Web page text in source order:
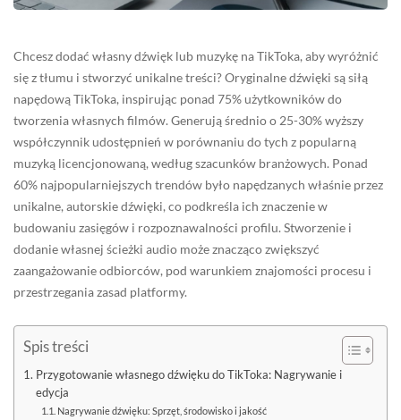
Chcesz dodać własny dźwięk lub muzykę na TikToka, aby wyróżnić
się z tłumu i stworzyć unikalne treści? Oryginalne dźwięki są siłą
napędową TikToka, inspirując ponad 75% użytkowników do
tworzenia własnych filmów. Generują średnio o 25-30% wyższy
współczynnik udostępnień w porównaniu do tych z popularną
muzyką licencjonowaną, według szacunków branżowych. Ponad
60% najpopularniejszych trendów było napędzanych właśnie przez
unikalne, autorskie dźwięki, co podkreśla ich znaczenie w
budowaniu zasięgów i rozpoznawalności profilu. Stworzenie i
dodanie własnej ścieżki audio może znacząco zwiększyć
zaangażowanie odbiorców, pod warunkiem znajomości procesu i
przestrzegania zasad platformy.
Spis treści
Przygotowanie własnego dźwięku do TikToka: Nagrywanie i
edycja
Nagrywanie dźwięku: Sprzęt, środowisko i jakość